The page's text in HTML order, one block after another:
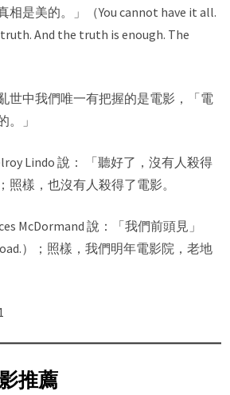
相是美的。」（You cannot have it all.
And the truth is enough. The
世中我們唯一有把握的是電影，「電
。」
Lindo 說： 「聽好了，沒有人殺得
照樣，也沒有人殺得了電影。
McDormand 說：「我們前頭見」
）；照樣，我們明年電影院，老地
推薦